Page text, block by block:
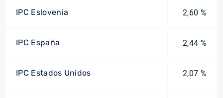
IPC Eslovenia 2,60 %
IPC España 2,44 %
IPC Estados Unidos 2,07 %